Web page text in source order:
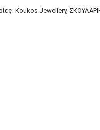
Koukos Jewellery,